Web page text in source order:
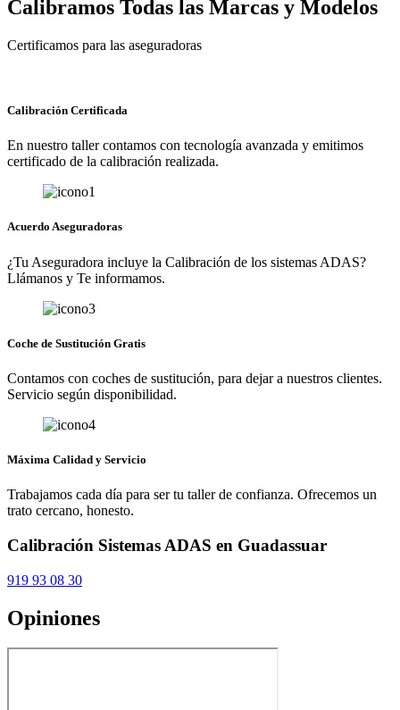
Calibramos Todas las Marcas y Modelos
Certificamos para las aseguradoras
Calibración Certificada
En nuestro taller contamos con tecnología avanzada y emitimos
certificado de la calibración realizada.
Acuerdo Aseguradoras
¿Tu Aseguradora incluye la Calibración de los sistemas ADAS?
Llámanos y Te informamos.
Coche de Sustitución Gratis
Contamos con coches de sustitución, para dejar a nuestros clientes.
Servicio según disponibilidad.
Máxima Calidad y Servicio
Trabajamos cada día para ser tu taller de confianza. Ofrecemos un
trato cercano, honesto.
Calibración Sistemas ADAS en Guadassuar
919 93 08 30
Opiniones